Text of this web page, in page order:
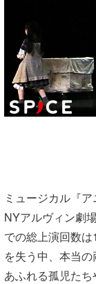
ミュージカル『
NYアルヴィン劇
での総上演回数
を失う中、本当
あふれる孤児た